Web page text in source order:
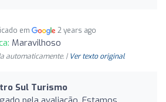
em 2 years ago
Maravilhoso
automaticamente. | Ver texto original
Sul Turismo